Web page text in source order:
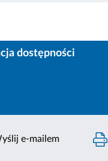
dostępności
e-mailem